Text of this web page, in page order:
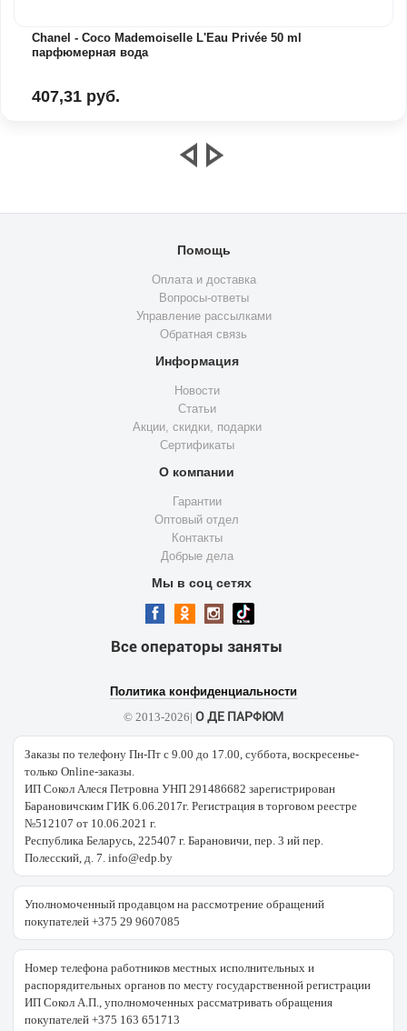
Chanel - Coco Mademoiselle L'Eau Privée 50 ml
парфюмерная вода
407,31 руб.
Помощь
Оплата и доставка
Вопросы-ответы
Управление рассылками
Обратная связь
Информация
Новости
Статьи
Акции, скидки, подарки
Сертификаты
О компании
Гарантии
Оптовый отдел
Контакты
Добрые дела
Мы в соц сетях
Все операторы заняты
Политика конфиденциальности
© 2013-2026| О ДЕ ПАРФЮМ
Заказы по телефону Пн-Пт с 9.00 до 17.00, суббота, воскресенье-
только Online-заказы.
ИП Сокол Алеся Петровна УНП 291486682 зарегистрирован
Барановичским ГИК 6.06.2017г. Регистрация в торговом реестре
№512107 от 10.06.2021 г.
Республика Беларусь, 225407 г. Барановичи, пер. 3 ий пер.
Полесский, д. 7. info@edp.by
Уполномоченный продавцом на рассмотрение обращений
покупателей +375 29 9607085
Номер телефона работников местных исполнительных и
распорядительных органов по месту государственной регистрации
ИП Сокол А.П., уполномоченных рассматривать обращения
покупателей +375 163 651713